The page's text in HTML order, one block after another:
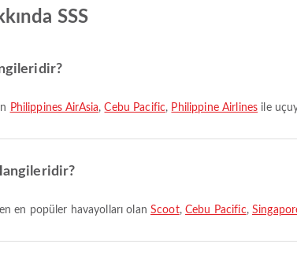
SSS
Philippines AirAsia,Cebu Pacific, Philippine Airlines ile
en popüler havayolları olanScoot,Cebu Pacific,